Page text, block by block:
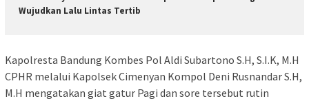
Wujudkan Lalu Lintas Tertib
Kapolresta Bandung Kombes Pol Aldi Subartono S.H, S.I.K, M.H
CPHR melalui Kapolsek Cimenyan Kompol Deni Rusnandar S.H,
M.H mengatakan giat gatur Pagi dan sore tersebut rutin